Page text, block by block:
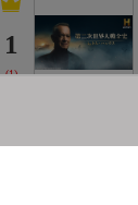
1
(1)